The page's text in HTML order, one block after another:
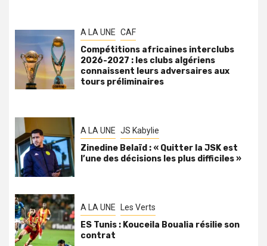
A LA UNE CAF
Compétitions africaines interclubs
2026-2027 : les clubs algériens
connaissent leurs adversaires aux
tours préliminaires
A LA UNE JS Kabylie
Zinedine Belaïd : « Quitter la JSK est
l’une des décisions les plus difficiles »
A LA UNE Les Verts
ES Tunis : Kouceila Boualia résilie son
contrat